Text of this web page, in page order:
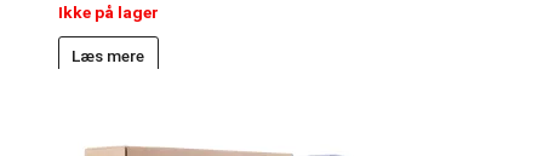
Ikke på lager
Læs mere